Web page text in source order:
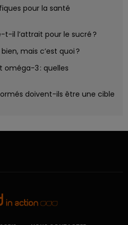
pour la santé
il l’attrait pour le sucré ?
mais c’est quoi ?
oméga-3 : quelles
doivent-ils être une cible